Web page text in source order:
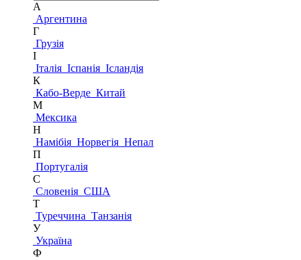
А
Аргентина
Г
Грузія
І
Італія Іспанія Ісландія
К
Кабо-Верде Китай
М
Мексика
Н
Намібія Норвегія Непал
П
Португалія
С
Словенія США
Т
Туреччина Танзанія
У
Україна
Ф